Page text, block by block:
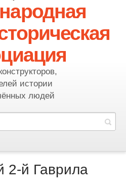
истории
людей
2-й Гаврила